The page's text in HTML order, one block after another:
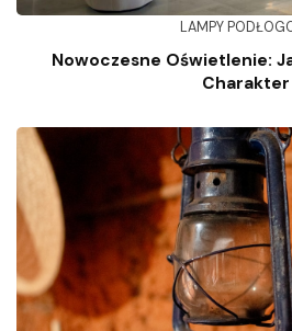
LAMPY
Nowoczesne Oświetlenie:
Charakter